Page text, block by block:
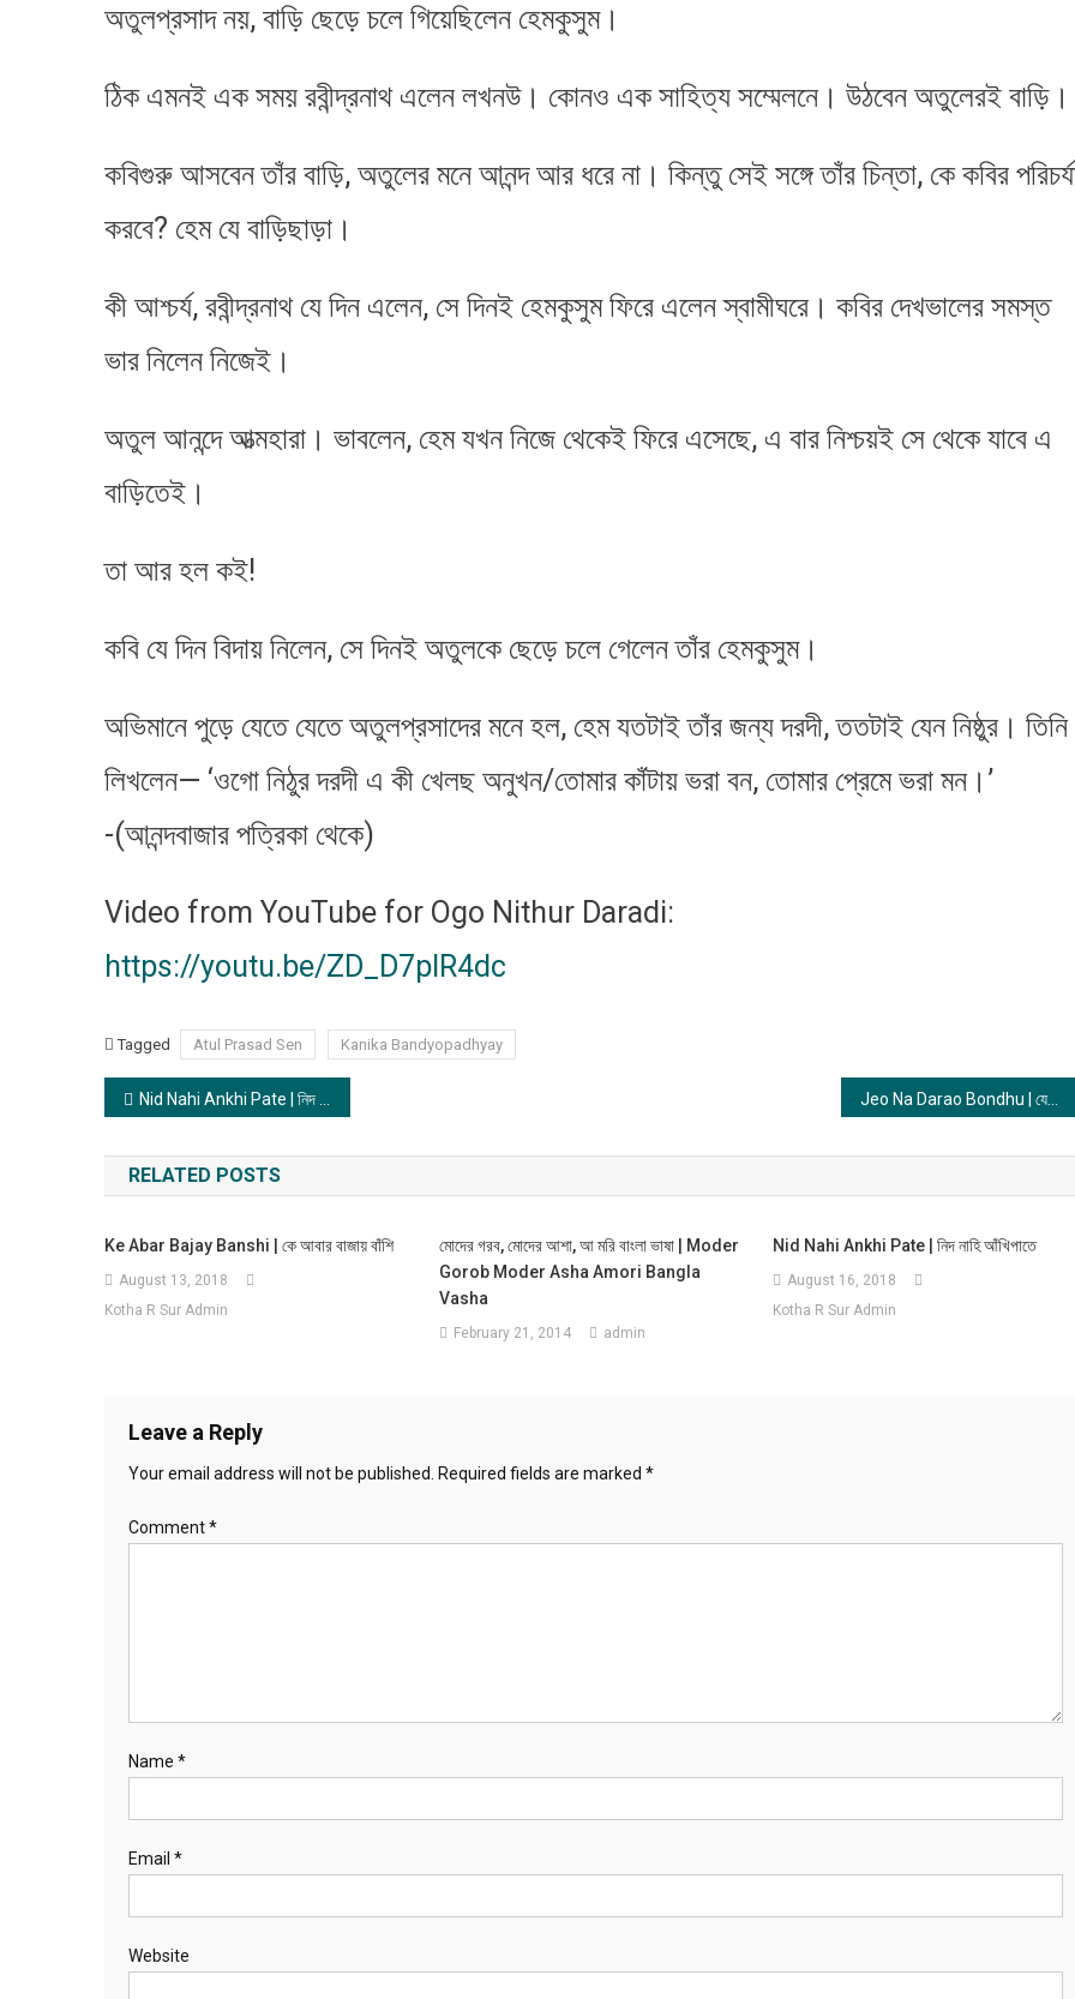
অতুলপ্রসাদ নয়, বাড়ি ছেড়ে চলে গিয়েছিলেন হেমকুসুম।
ঠিক এমনই এক সময় রবীন্দ্রনাথ এলেন লখনউ। কোনও এক সাহিত্য সম্মেলনে। উঠবেন অতুলেরই বাড়ি।
কবিগুরু আসবেন তাঁর বাড়ি, অতুলের মনে আনন্দ আর ধরে না। কিন্তু সেই সঙ্গে তাঁর চিন্তা, কে কবির
করবে? হেম যে বাড়িছাড়া।
কী আশ্চর্য, রবীন্দ্রনাথ যে দিন এলেন, সে দিনই হেমকুসুম ফিরে এলেন স্বামীঘরে। কবির দেখভালের সমস্ত
ভার নিলেন নিজেই।
অতুল আনন্দে আত্মহারা। ভাবলেন, হেম যখন নিজে থেকেই ফিরে এসেছে, এ বার নিশ্চয়ই সে থেকে যাবে এ
বাড়িতেই।
তা আর হল কই!
কবি যে দিন বিদায় নিলেন, সে দিনই অতুলকে ছেড়ে চলে গেলেন তাঁর হেমকুসুম।
অভিমানে পুড়ে যেতে যেতে অতুলপ্রসাদের মনে হল, হেম যতটাই তাঁর জন্য দরদী, ততটাই যেন নিষ্ঠুর। তিনি
লিখলেন— ‘ওগো নিঠুর দরদী এ কী খেলছ অনুখন/তোমার কাঁটায় ভরা বন, তোমার প্রেমে ভরা মন।’
-(আনন্দবাজার পত্রিকা থেকে)
Video from YouTube for Ogo Nithur Daradi:
https://youtu.be/ZD_D7plR4dc
Tagged Atul Prasad Sen Kanika Bandyopadhyay
Post
navigation
Nid Nahi Ankhi Pate | নিদ নাহি আঁখিপাতে
RELATED POSTS
Ke Abar Bajay Banshi | কে আবার বাজায় বাঁশি
August 13, 2018
Kotha R Sur Admin
মোদের গরব, মোদের আশা, আ মরি বাংলা ভাষা | Moder
Gorob Moder Asha Amori Bangla
Vasha
February 21, 2014 admin
Nid Nahi Ankhi Pate | নিদ নাহি আঁখিপাতে
August 16, 2018
Kotha R Sur Admin
Leave a Reply
Your email address will not be published. Required fields are marked *
Comment*
Name *
Email *
Website